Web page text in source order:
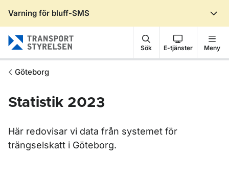
Varning för bluff-SMS
Sök E-tjänster Meny
Göteborg
Statistik 2023
Här redovisar vi data från systemet för
trängselskatt i Göteborg.